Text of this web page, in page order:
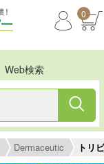
0
Web検索
Dermaceutic トリ